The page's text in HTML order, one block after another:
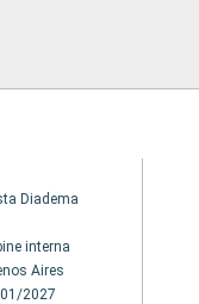
Diadema
interna
Aires
2027